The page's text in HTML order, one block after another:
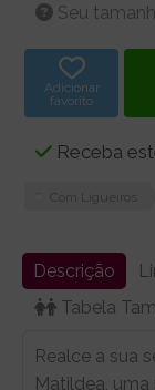
Seu
Adicionar
favorito
Receba
Descrição
Tabela
Realce a sua
Matildea,